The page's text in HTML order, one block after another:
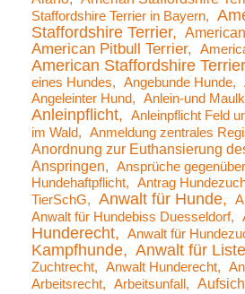
Staffordshire Terrier in Bayern
Staffordshire Terrier
American Pitbull Terrier
American Staffordshire Terrier
eines Hundes
Angebunde Hunde
Angeleinter Hund Anlein-und
Anleinpflicht Anleinpflicht Feld
im Wald
Anmeldung zentrales
Anordnung zur Euthansierung
Anspringen
Ansprüche
Hundehaftpflicht
Antrag
TierSchG
Anwalt für Hunde
Anwalt für Hundebiss Duesseldorf
Hunderecht
Anwalt für
Kampfhunde
Anwalt für
Zuchtrecht
Anwalt Hunderecht
Arbeitsrecht
Arbeitsunfall